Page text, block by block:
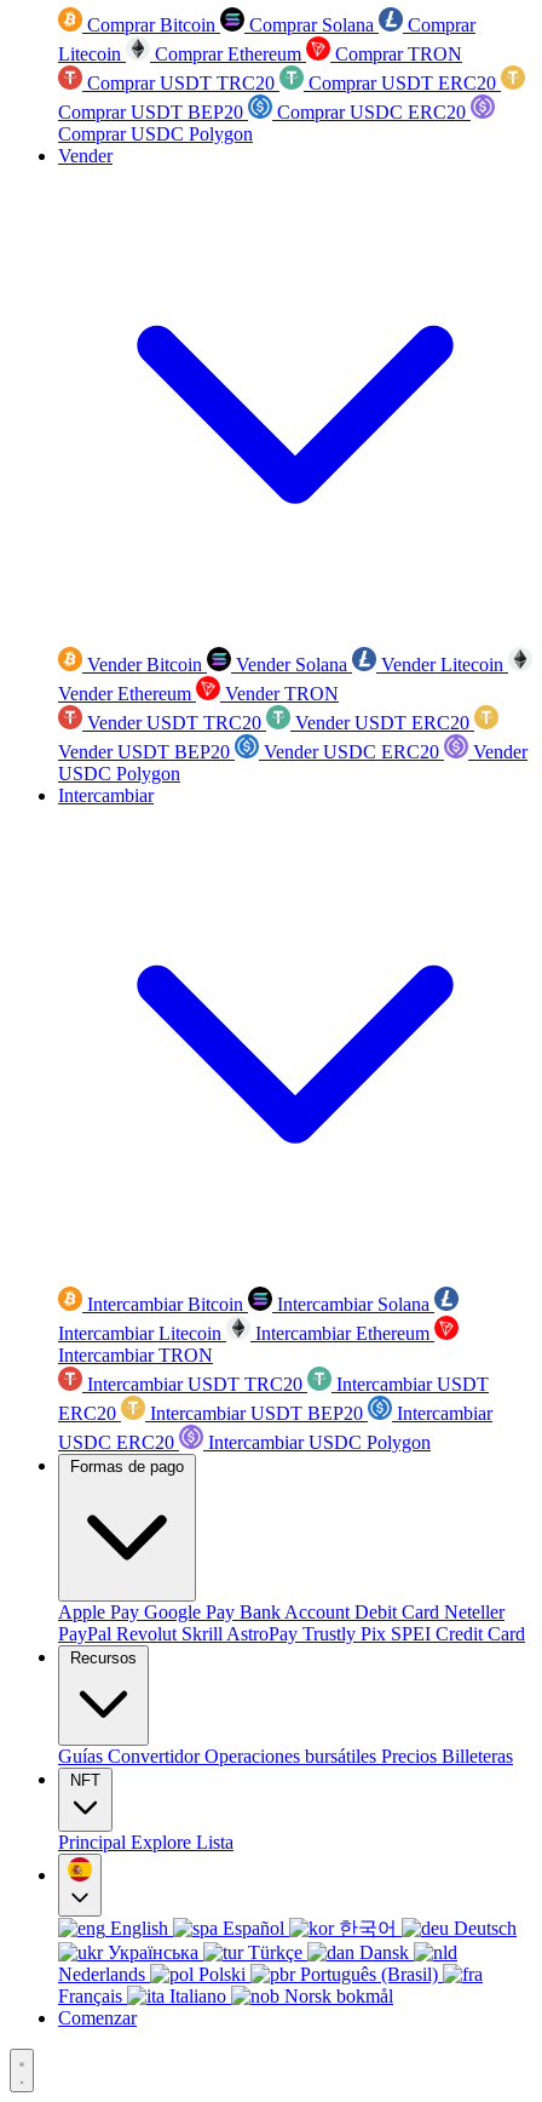
Comprar Bitcoin Comprar Solana
Comprar
Litecoin
Comprar Ethereum
Comprar TRON
Comprar USDT TRC20
Comprar USDT ERC20
Comprar USDT BEP20
Comprar USDC ERC20
Comprar USDC Polygon
Vender
Vender Bitcoin Vender Solana
Vender Litecoin
Vender Ethereum
Vender TRON
Vender USDT TRC20
Vender USDT ERC20
Vender USDT BEP20
Vender USDC ERC20
Vender
USDC Polygon
Intercambiar
Intercambiar Bitcoin
Intercambiar Solana
Intercambiar Litecoin
Intercambiar Ethereum
Intercambiar TRON
Intercambiar USDT TRC20
Intercambiar USDT
ERC20
Intercambiar USDT BEP20
Intercambiar
USDC ERC20
Intercambiar USDC Polygon
Formas de pago
Apple Pay Google Pay Bank Account Debit Card Neteller
PayPal Revolut Skrill AstroPay Trustly Pix SPEI Credit Card
Recursos
Guías ConvertidorOperaciones bursátiles Precios Billeteras
NFT
Principal Explore Lista
English Español 한국어
Deutsch
Українська
Türkçe
Dansk
Nederlands
Polski
Português (Brasil)
Français
Italiano
Norsk bokmål
Comenzar